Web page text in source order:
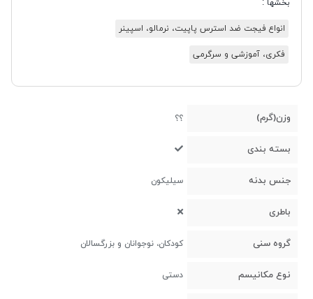
بخشها :
انواع فیجت ضد استرس پاپیت، نرمالو، اسپینر
فکری، آموزشی و سرگرمی
وزن(گرم) ؟؟
بسته بندی
جنس بدنه سیلیکون
باطری
گروه سنی کودکان، نوجوانان و بزرگسالان
نوع مکانیسم دستی